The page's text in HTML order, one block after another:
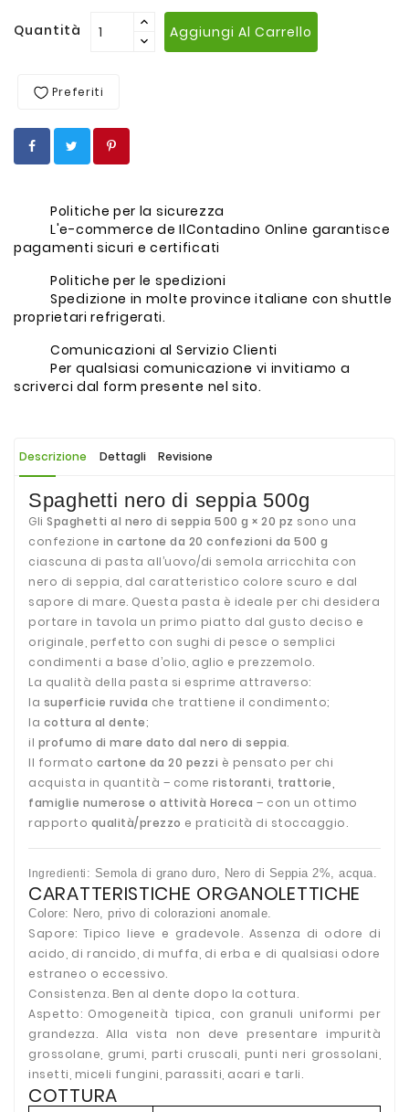
Quantità Aggiungi Al Carrello
Preferiti
Politiche per la sicurezza
L'e-commerce de IlContadino Online garantisce
pagamenti sicuri e certificati
Politiche per le spedizioni
Spedizione in molte province italiane con shuttle
proprietari refrigerati.
Comunicazioni al Servizio Clienti
Per qualsiasi comunicazione vi invitiamo a
scriverci dal form presente nel sito.
Descrizione Dettagli Revisione
Spaghetti nero di seppia 500g
Gli Spaghetti al nero di seppia 500 g × 20 pz sono una
confezione in cartone da 20 confezioni da 500 g
ciascuna di pasta all’uovo/di semola arricchita con
nero di seppia, dal caratteristico colore scuro e dal
sapore di mare. Questa pasta è ideale per chi desidera
portare in tavola un primo piatto dal gusto deciso e
originale, perfetto con sughi di pesce o semplici
condimenti a base d’olio, aglio e prezzemolo.
La qualità della pasta si esprime attraverso:
la superficie ruvida che trattiene il condimento;
la cottura al dente;
il profumo di mare dato dal nero di seppia.
Il formato cartone da 20 pezzi è pensato per chi
acquista in quantità – come ristoranti, trattorie,
famiglie numerose o attività Horeca – con un ottimo
rapporto qualità/prezzo e praticità di stoccaggio.
Ingredienti : Semola di grano duro, Nero di Seppia 2%, acqua.
CARATTERISTICHE ORGANOLETTICHE
Colore: Nero, privo di colorazioni anomale.
Sapore: Tipico lieve e gradevole. Assenza di odore di
acido, di rancido, di muffa, di erba e di qualsiasi odore
estraneo o eccessivo.
Consistenza. Ben al dente dopo la cottura.
Aspetto: Omogeneità tipica, con granuli uniformi per
grandezza. Alla vista non deve presentare impurità
grossolane, grumi, parti cruscali, punti neri grossolani,
insetti, miceli fungini, parassiti, acari e tarli.
COTTURA